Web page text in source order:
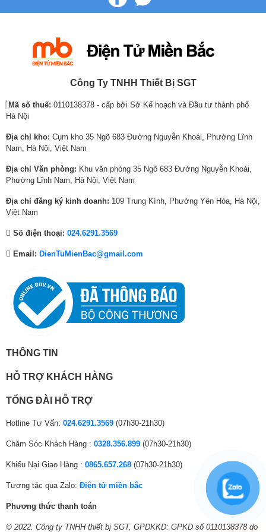
Khay kính chịu lực
Khay kính chịu lực bền, sang trọng, chịu được trọng lượng lớn. Ngoài ra,
khay kính sạch sẽ và rất dễ lau chùi.
Thiết kế thanh lịch
Thiết kế tay cầm thanh lịch và tiện dụng,tủ lạnh Panasonic NR-
BA189PPVN
bừng sáng không gian căn bếp nhà bạn.
Dientugiare.vn chuyên cung cấp sản phẩm chất lượng uy tín giá tốt,
chính hãng, giao hàng tận nơi, nhiều quà tặng hấp dẫn, bảo hành chu
p
s
:
1
2
6
3
3
,
0
0
p
:
7
,
7
0
,
0
0
₫
.
p
c
w
s
2
2
8
6
0
0
p
c
i
:
3
7
0
,
0
₫
p
s
3
5
p
:
7
,
Công Ty TNHH Thiết Bị SGT
Mã số thuế: 0110138378 - cấp bởi Sở Kế hoạch và Đầu tư thành phố
Hà Nội
Địa chỉ kho: Cụm kho 35 Ngõ 683 Đường Nguyễn Khoái, Phường Lĩnh
Nam, Hà Nội, Việt Nam
Địa chỉ Văn phòng: Khu văn phòng 35 Ngõ 683 Đường Nguyễn Khoái,
Phường Lĩnh Nam, Hà Nội, Việt Nam
Địa chỉ đăng ký kinh doanh: 109 Trung Kính, Phường Yên Hòa, Hà Nội,
Việt Nam
Số điện thoại: 024.6291.3569
Email: DienTuMienBac@gmail.com
THÔNG TIN
HỖ TRỢ KHÁCH HÀNG
TỔNG ĐÀI HỖ TRỢ
Hotline Tư Vấn: 024.6291.3569 (07h30-21h30)
Chăm Sóc Khách Hàng : 0328.356.899 (07h30-21h30)
Khiếu Nại Giao Hàng : 0865.657.268 (07h30-21h30)
Tương tác qua Zalo: Điện tử miền bắc
Phương thức thanh toán
© 2022. Công ty TNHH thiết bị SGT. GPDKKD: GPKD số 0110138378 do